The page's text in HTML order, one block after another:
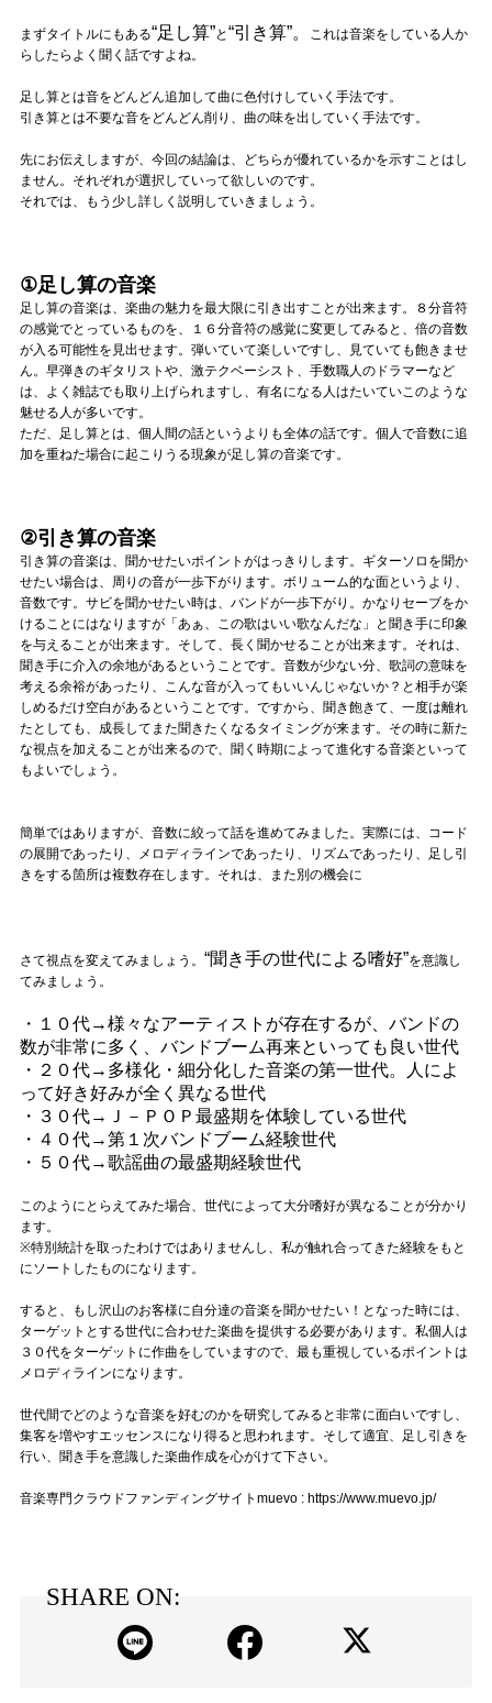
ぶいコミュ！by muevo
ぶいマガ！ by muevo
Follow us
まずタイトルにもある“足し算”と“引き算”。
これは音楽をしている人か
らしたらよく聞く話ですよね。
足し算とは音をどんどん追加して曲に色付けしていく手法です。
引き算とは不要な音をどんどん削り、曲の味を出していく手法です。
先にお伝えしますが、今回の結論は、どちらが優れているかを示すことはし
ません。それぞれが選択していって欲しいのです。
それでは、もう少し詳しく説明していきましょう。
①足し算の音楽
足し算の音楽は、楽曲の魅力を最大限に引き出すことが出来ます。８分音符
の感覚でとっているものを、１６分音符の感覚に変更してみると、倍の音数
が入る可能性を見出せます。弾いていて楽しいですし、見ていても飽きませ
ん。早弾きのギタリストや、激テクベーシスト、手数職人のドラマーなど
は、よく雑誌でも取り上げられますし、有名になる人はたいていこのような
魅せる人が多いです。
ただ、足し算とは、個人間の話というよりも全体の話です。個人で音数に追
加を重ねた場合に起こりうる現象が足し算の音楽です。
②引き算の音楽
引き算の音楽は、聞かせたいポイントがはっきりします。ギターソロを聞か
せたい場合は、周りの音が一歩下がります。ボリューム的な面というより、
音数です。サビを聞かせたい時は、バンドが一歩下がり。かなりセーブをか
けることにはなりますが「あぁ、この歌はいい歌なんだな」と聞き手に印象
を与えることが出来ます。そして、長く聞かせることが出来ます。それは、
聞き手に介入の余地があるということです。音数が少ない分、歌詞の意味を
考える余裕があったり、こんな音が入ってもいいんじゃないか？と相手が楽
しめるだけ空白があるということです。ですから、聞き飽きて、一度は離れ
たとしても、成長してまた聞きたくなるタイミングが来ます。その時に新た
な視点を加えることが出来るので、聞く時期によって進化する音楽といって
もよいでしょう。
簡単ではありますが、音数に絞って話を進めてみました。実際には、コード
の展開であったり、メロディラインであったり、リズムであったり、足し引
きをする箇所は複数存在します。それは、また別の機会に
さて視点を変えてみましょう。 “聞き手の世代による嗜好”を意識し
てみましょう。
・１０代→様々なアーティストが存在するが、バンドの
数が非常に多く、バンドブーム再来といっても良い世代
・２０代→多様化・細分化した音楽の第一世代。人によ
って好き好みが全く異なる世代
・３０代→Ｊ－ＰＯＰ最盛期を体験している世代
・４０代→第１次バンドブーム経験世代
・５０代→歌謡曲の最盛期経験世代
このようにとらえてみた場合、世代によって大分嗜好が異なることが分かり
ます。
※特別統計を取ったわけではありませんし、私が触れ合ってきた経験をもと
にソートしたものになります。
すると、もし沢山のお客様に自分達の音楽を聞かせたい！となった時には、
ターゲットとする世代に合わせた楽曲を提供する必要があります。私個人は
３０代をターゲットに作曲をしていますので、最も重視しているポイントは
メロディラインになります。
世代間でどのような音楽を好むのかを研究してみると非常に面白いですし、
集客を増やすエッセンスになり得ると思われます。そして適宜、足し引きを
行い、聞き手を意識した楽曲作成を心がけて下さい。
音楽専門クラウドファンディングサイトmuevo : https://www.muevo.jp/
SHARE ON: